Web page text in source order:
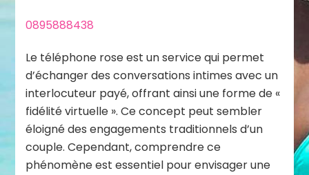
0895888438
Le téléphone rose est un service qui permet
d’échanger des conversations intimes avec un
interlocuteur payé, offrant ainsi une forme de «
fidélité virtuelle ». Ce concept peut sembler
éloigné des engagements traditionnels d’un
couple. Cependant, comprendre ce
phénomène est essentiel pour envisager une